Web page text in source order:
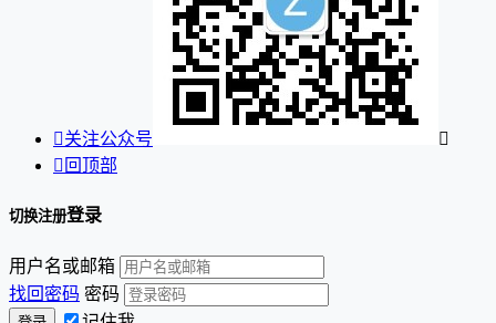
关注公众号

 回顶部
切换注册登录
用户名或邮箱
找回密码 密码